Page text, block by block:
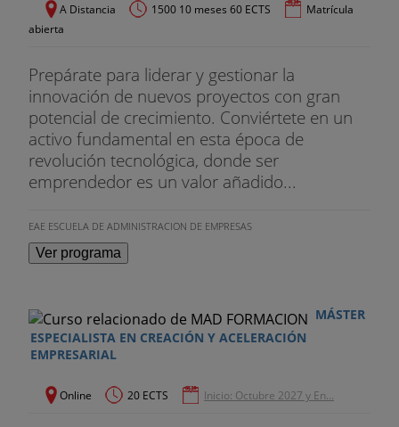
Doctor en Administración y Dirección de Empresas
Ingeniero de Calidad por la ASQ (Asociación
Americana de Q) y Diplomado ESADE en Gestión
de los RR.HH. Ha sido Director del Departamento
de TQM-Planificación Estratégica, Comunicación,
Formación y del Lean Production-NPW de Nissan
Motor Ibérica. Actualmente imparte cursos de
- Maspons Bosch, Ramon
- Pastor Martinez, Ramon B.
A Distancia 1500 10 meses 60 ECTS
Matrícula
abierta
Prepárate para liderar y gestionar la
innovación de nuevos proyectos con gran
potencial de crecimiento. Conviértete en un
activo fundamental en esta época de
revolución tecnológica, donde ser
emprendedor es un valor añadido...
EAE ESCUELA DE ADMINISTRACION DE EMPRESAS
Ver programa
MÁSTER
ESPECIALISTA EN CREACIÓN Y ACELERACIÓN
EMPRESARIAL
Online 20 ECTS Inicio: Octubre 2027 y En...